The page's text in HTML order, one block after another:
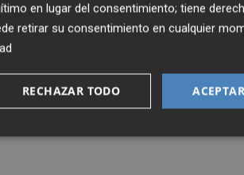
en lugar del consentimiento; tiene
retirar su consentimiento en cualquier
RECHAZAR TODO